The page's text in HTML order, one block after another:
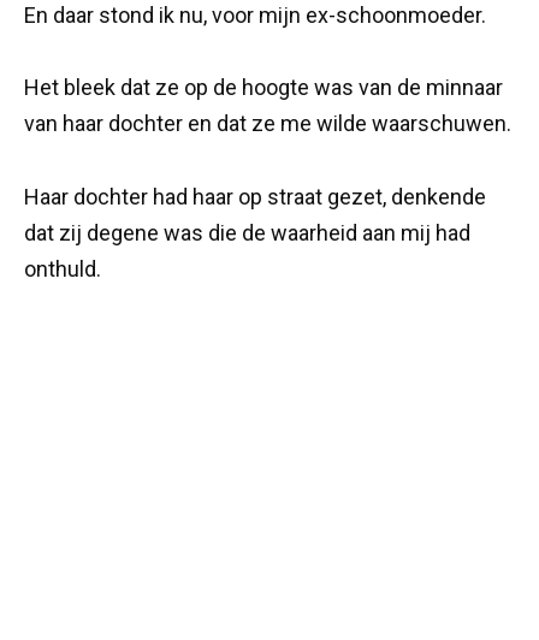
En daar stond ik nu, voor mijn ex-schoonmoeder.
Het bleek dat ze op de hoogte was van de minnaar
van haar dochter en dat ze me wilde waarschuwen.
Haar dochter had haar op straat gezet, denkende
dat zij degene was die de waarheid aan mij had
onthuld.